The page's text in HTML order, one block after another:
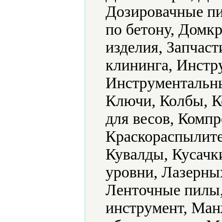
Дозировачные
по бетону,
изделия,
клининга,
Ключи, Колбы,
для весов,
Кувалды,
уровни,
Ленточные
инструмент,